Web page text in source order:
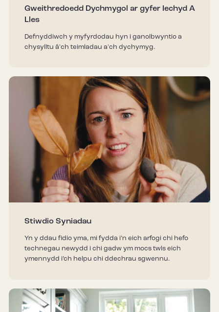
Gweithredoedd Dychmygol ar gyfer Iechyd A
Lles
Defnyddiwch y myfyrdodau hyn i ganolbwyntio a
chysylltu â'ch teimladau a'ch dychymyg.
Stiwdio Syniadau
Yn y ddau fidio yma, mi fydda i’n eich arfogi chi hefo
technegau newydd i chi gadw ym mocs twls eich
ymennydd i’ch helpu chi ddechrau sgwennu.